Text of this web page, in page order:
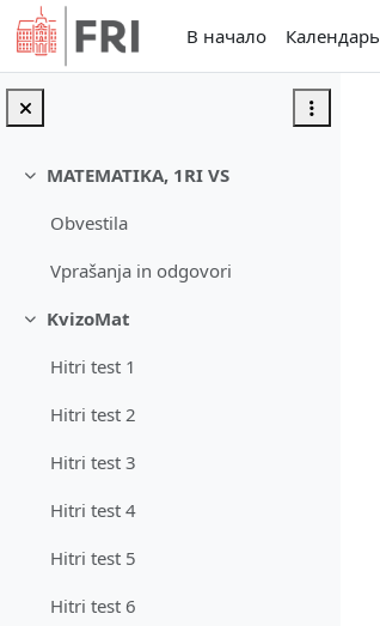
Перейти к основному содержанию
В начало
Календарь
Свернуть
MATEMATIKA, 1RI VS
Obvestila
Vprašanja in odgovori
Свернуть
KvizoMat
Hitri test 1
Hitri test 2
Hitri test 3
Hitri test 4
Hitri test 5
Hitri test 6